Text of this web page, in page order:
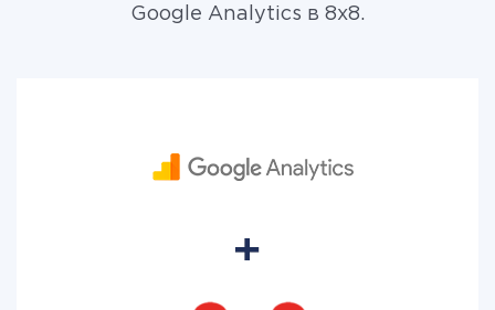
Google Analytics в 8x8.